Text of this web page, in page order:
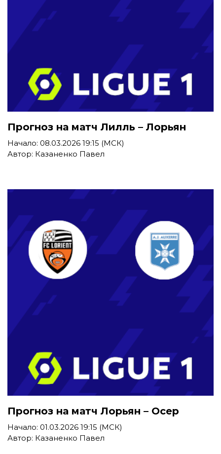
Прогноз на матч Лилль – Лорьян
Начало: 08.03.2026 19:15 (МСК)
Автор: Казаненко Павел
Прогноз на матч Лорьян – Осер
Начало: 01.03.2026 19:15 (МСК)
Автор: Казаненко Павел